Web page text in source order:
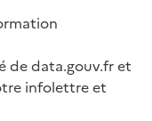
de data.gouv.fr et
infolettre et